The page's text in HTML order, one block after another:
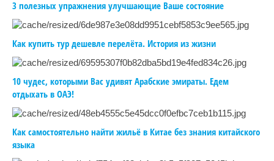
3 полезных упражнения улучшающие Ваше состояние
Как купить тур дешевле перелёта. История из жизни
10 чудес, которыми Вас удивят Арабские эмираты. Едем
отдыхать в ОАЭ!
Как самостоятельно найти жильё в Китае без знания китайского
языка